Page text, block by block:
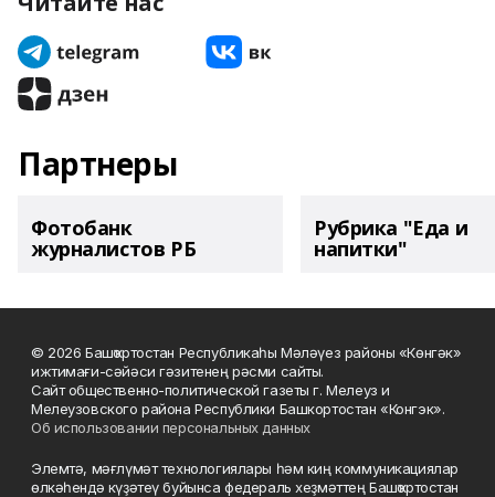
Партнеры
Фотобанк
журналистов РБ
Рубрика "Еда и
напитки"
© 2026 Башҡортостан Республикаһы Мәләүез районы «Көнгәк»
ижтимағи-сәйәси гәзитенең рәсми сайты.
Сайт общественно-политической газеты г. Мелеуз и
Мелеузовского района Республики Башкортостан «Конгэк».
Об использовании персональных данных
Элемтә, мәғлүмәт технологиялары һәм киң коммуникациялар
өлкәһендә күҙәтеү буйынса федераль хеҙмәттең Башҡортостан